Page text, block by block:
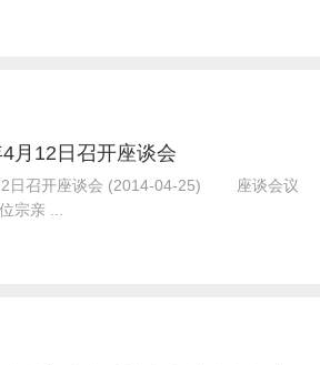
月12日召开座谈会
日召开座谈会 (2014-04-25) 座谈会议
宗亲 ...